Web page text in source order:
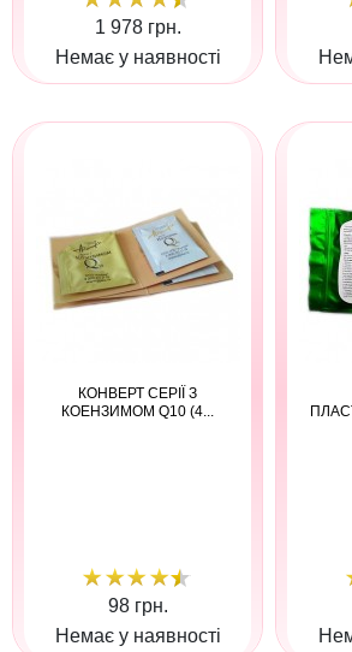
1 978 грн.
Немає у наявності
КОНВЕРТ СЕРІЇ З
КОЕНЗИМОМ Q10 (4...
98 грн.
Немає у наявності